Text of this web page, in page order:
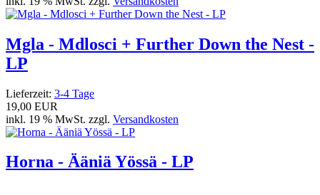
Mgla - Mdlosci + Further Down the Nest -
LP
Lieferzeit: 3-4 Tage
19,00 EUR
inkl. 19 % MwSt. zzgl. Versandkosten
Horna - Ääniä Yössä - LP